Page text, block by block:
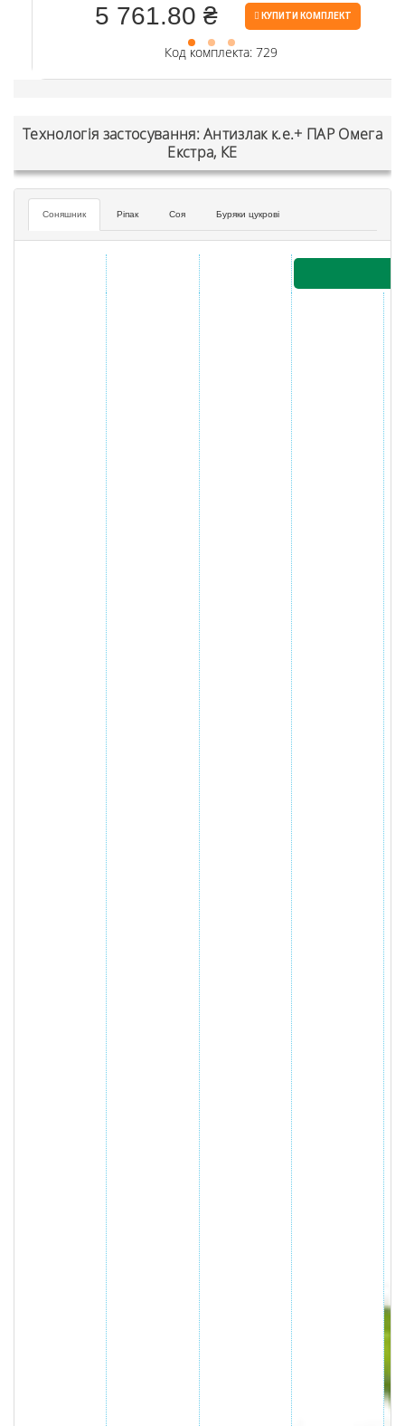
Код комплекта: 729
5 761.80 ₴ КУПИТИ КОМПЛЕКТ
Технологія застосування: Антизлак к.е.+ ПАР Омега
Екстра, КЕ
Соняшник Ріпак Соя Буряки цукрові